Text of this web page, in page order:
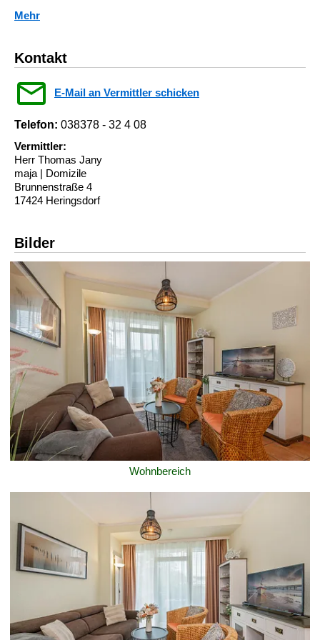
Mehr
Kontakt
E-Mail an Vermittler schicken
Telefon: 038378 - 32 4 08
Vermittler:
Herr Thomas Jany
maja | Domizile
Brunnenstraße 4
17424 Heringsdorf
Bilder
Wohnbereich